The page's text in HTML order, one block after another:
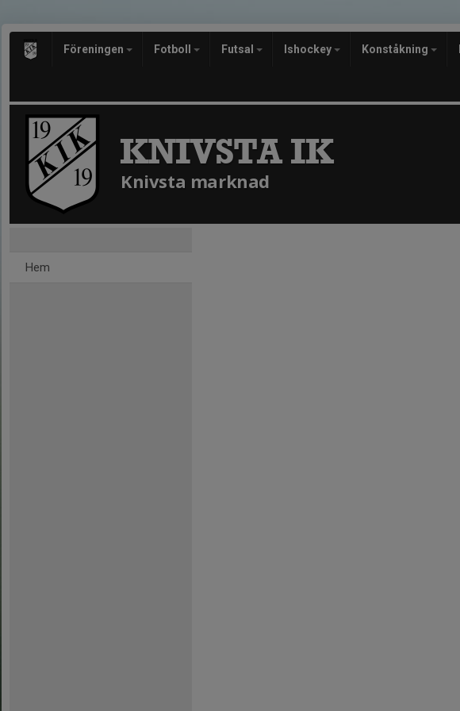
Föreningen Fotboll Futsal Ishockey Konståkning
KNIVSTA IK
Knivsta marknad
Hem